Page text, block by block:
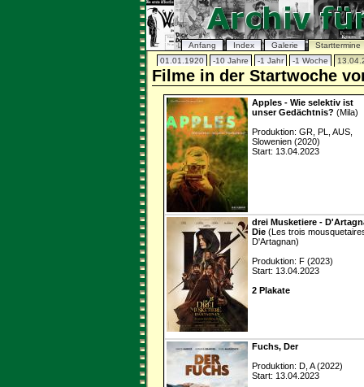
Anfang Index Galerie
Starttermine
01.01.1920
-10 Jahre -1 Jahr -1 Woche
Filme in der Startwoche
Apples - Wie selektiv ist
unser Gedächtnis? (Mila)
Produktion: GR, PL, AUS,
Slowenien (2020)
Start: 13.04.2023
drei Musketiere -
Die (Les trois
D'Artagnan)
Produktion: F (2023)
Start: 13.04.2023
2 Plakate
Fuchs, Der
Produktion: D, A (2022)
Start: 13.04.2023